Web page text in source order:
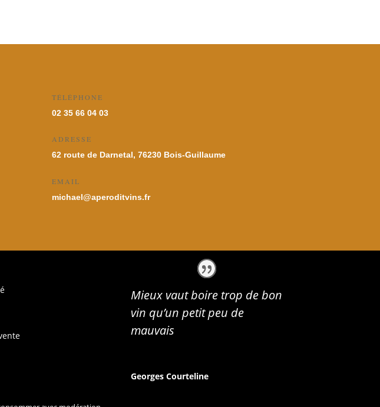
TÉLÉPHONE
02 35 66 04 03
ADRESSE
62 route de Darnetal, 76230 Bois-Guillaume
EMAIL
michael@aperoditvins.fr
Mieux vaut boire trop de bon
vin qu’un petit peu de
mauvais
Georges Courteline